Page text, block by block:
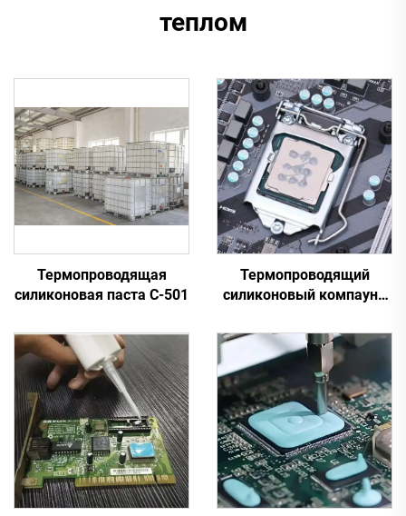
теплом
Термопроводящая
силиконовая паста C-501
Термопроводящий
силиконовый компаунд
деталей C-628